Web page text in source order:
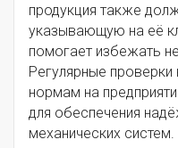
продукция также
указывающую на её
помогает избежать
Регулярные проверки
нормам на
для обеспечения
механических систем.